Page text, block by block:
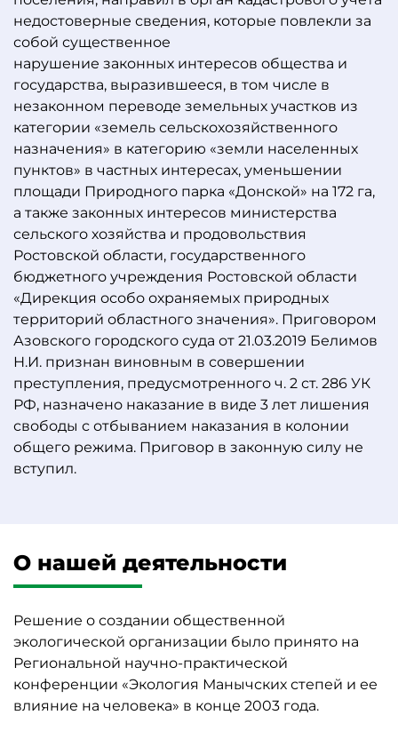
недостоверные сведения, которые повлекли за
собой существенное
нарушение законных интересов общества и
государства, выразившееся, в том числе в
незаконном переводе земельных участков из
категории «земель сельскохозяйственного
назначения» в категорию «земли населенных
пунктов» в частных интересах, уменьшении
площади Природного парка «Донской» на 172 га,
а также законных интересов министерства
сельского хозяйства и продовольствия
Ростовской области, государственного
бюджетного учреждения Ростовской области
«Дирекция особо охраняемых природных
территорий областного значения». Приговором
Азовского городского суда от 21.03.2019 Белимов
Н.И. признан виновным в совершении
преступления, предусмотренного ч. 2 ст. 286 УК
РФ, назначено наказание в виде 3 лет лишения
свободы с отбыванием наказания в колонии
общего режима. Приговор в законную силу не
вступил.
О нашей деятельности
Решение о создании общественной
экологической организации было принято на
Региональной научно-практической
конференции «Экология Манычских степей и ее
влияние на человека» в конце 2003 года.